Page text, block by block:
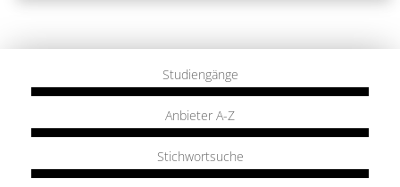
Studiengänge
Anbieter A-Z
Stichwortsuche